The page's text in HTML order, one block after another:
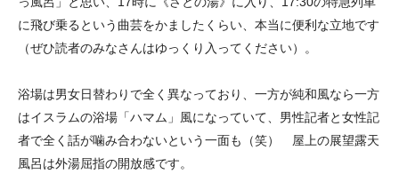
に飛び乗るという曲芸をかましたくらい、本当に便利な立地です
（ぜひ読者のみなさんはゆっくり入ってください）。
浴場は男女日替わりで全く異なっており、一方が純和風なら一方
はイスラムの浴場「ハマム」風になっていて、男性記者と女性記
者で全く話が噛み合わないという一面も（笑） 屋上の展望露天
風呂は外湯屈指の開放感です。